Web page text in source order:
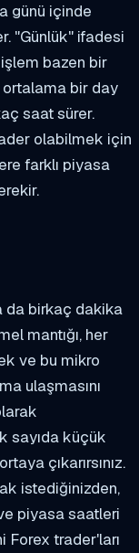
günü içinde
"Günlük" ifadesi
bazen bir
ortalama bir day
saat sürer.
olabilmek için
farklı piyasa
da birkaç dakika
mantığı, her
ve bu mikro
ulaşmasını
sayıda küçük
çıkarırsınız.
istediğinizden,
piyasa saatleri
Forex trader'ları